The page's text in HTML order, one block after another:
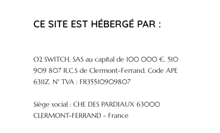
CE SITE EST HÉBERGÉ PAR :
O2 SWITCH, SAS au capital de 100 000 €. 510
909 807 R.C.S de Clermont-Ferrand. Code APE
6311Z. N° TVA : FR35510909807
Siège social : CHE DES PARDIAUX 63000
CLERMONT-FERRAND - France